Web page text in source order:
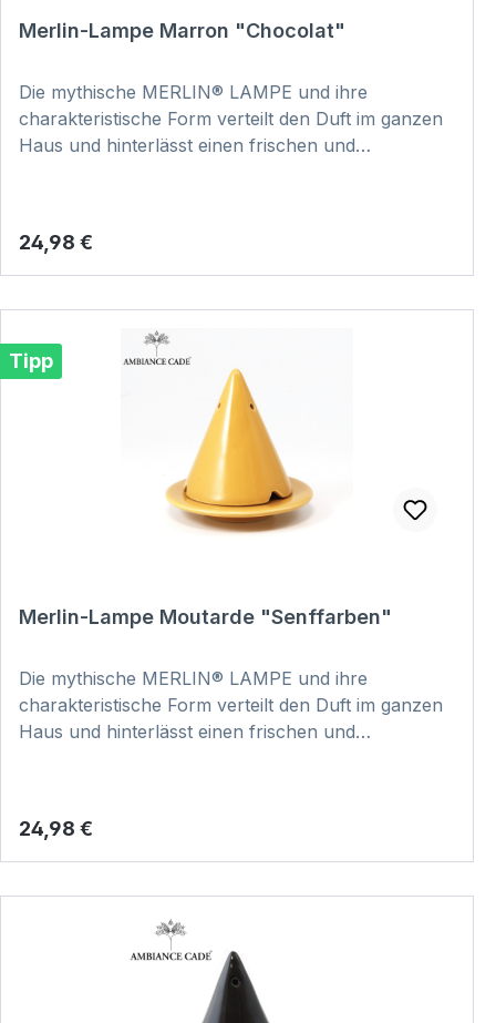
Merlin-Lampe Marron "Chocolat"
Die mythische MERLIN® LAMPE und ihre
charakteristische Form verteilt den Duft im ganzen
Haus und hinterlässt einen frischen und
VIDEO
Regulärer Preis:
24,98 €
Tipp
Merlin-Lampe Moutarde "Senffarben"
Die mythische MERLIN® LAMPE und ihre
charakteristische Form verteilt den Duft im ganzen
Haus und hinterlässt einen frischen und
VIDEO
Regulärer Preis:
24,98 €